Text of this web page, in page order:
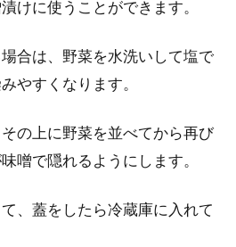
使ったレシピも紹介
は豊か...
のインスタント味噌汁は健康や
けに使うことができます。
合は、野菜を水洗いして塩で
やすくなります。
の上に野菜を並べてから再び
噌で隠れるようにします。
、蓋をしたら冷蔵庫に入れて